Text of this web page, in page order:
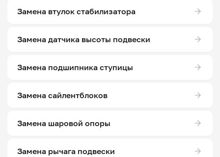
Замена втулок стабилизатора
Замена датчика высоты подвески
Замена подшипника ступицы
Замена сайлентблоков
Замена шаровой опоры
Замена рычага подвески